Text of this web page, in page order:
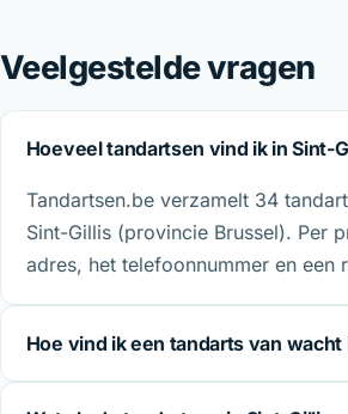
Veelgestelde vragen
Hoeveel tandartsen vind ik in Sint-
Tandartsen.be verzamelt 34
Sint-Gillis (provincie Brussel). Per
adres, het telefoonnummer en een
Hoe vind ik een tandarts van wacht